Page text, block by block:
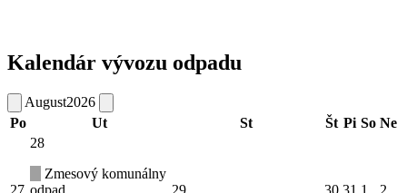
Kalendár vývozu odpadu
August2026
Po
Ut St Št Pi So Ne
27
28
Zmesový komunálny
odpad
29 30 31 1 2